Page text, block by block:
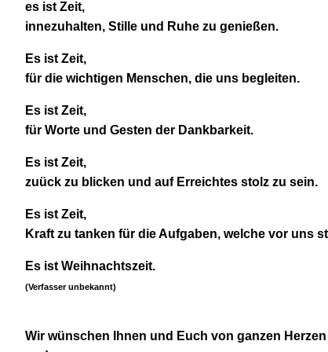
es ist Zeit,
innezuhalten, Stille und Ruhe zu genießen.
Es ist Zeit,
für die wichtigen Menschen, die uns begleiten.
Es ist Zeit,
für Worte und Gesten der Dankbarkeit.
Es ist Zeit,
zuück zu blicken und auf Erreichtes stolz zu sein.
Es ist Zeit,
Kraft zu tanken für die Aufgaben, welche vor uns
Es ist Weihnachtszeit.
(Verfasser unbekannt)
Wir wünschen Ihnen und Euch von ganzen